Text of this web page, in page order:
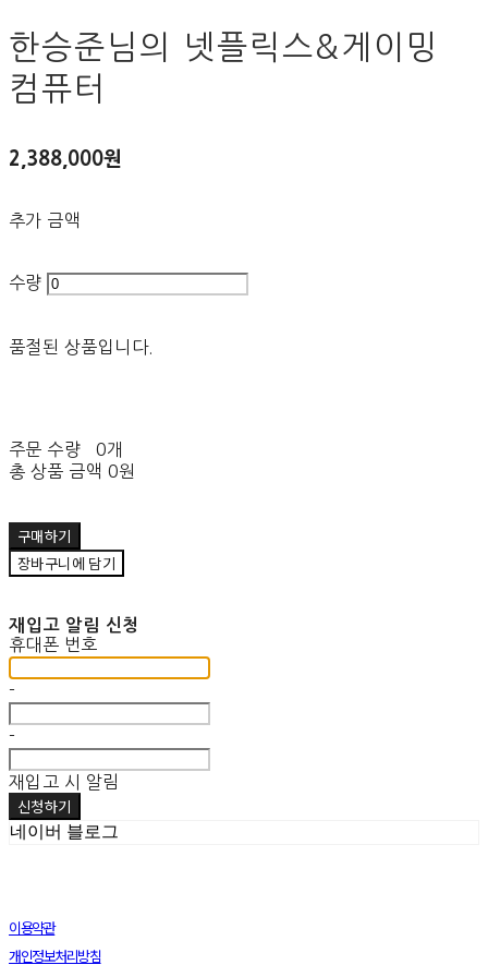
한승준님의 넷플릭스&게이밍
컴퓨터
2,388,000원
추가 금액
수량
품절된 상품입니다.
주문 수량
0개
총 상품 금액 0원
구매하기
장바구니에 담기
재입고 알림 신청
휴대폰 번호
-
-
재입고 시 알림
신청하기
네이버 블로그
이용약관
개인정보처리방침